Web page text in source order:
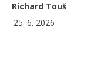
Richard Touš
25. 6. 2026